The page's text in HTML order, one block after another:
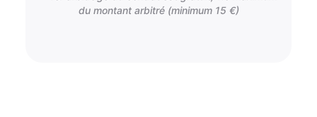
du montant arbitré (minimum 15 €)